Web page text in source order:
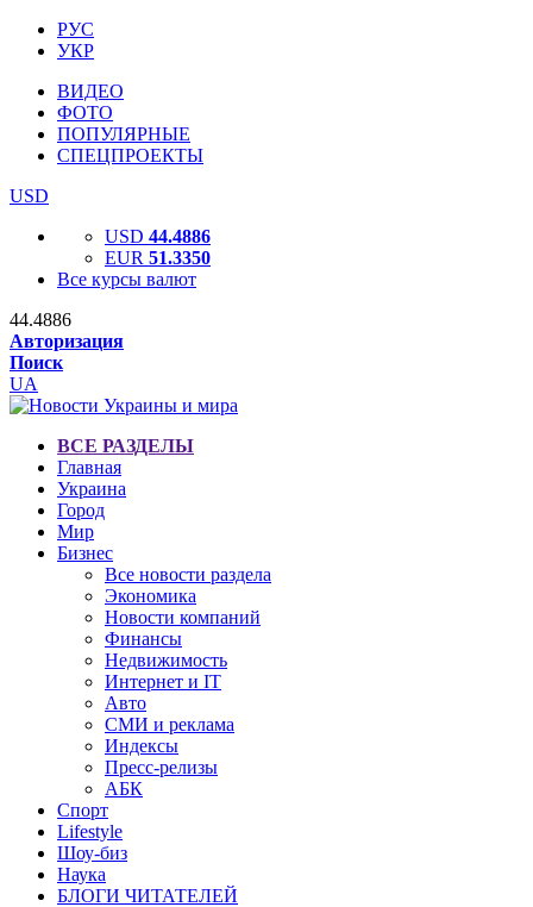
РУС
УКР
ВИДЕО
ФОТО
ПОПУЛЯРНЫЕ
СПЕЦПРОЕКТЫ
USD
USD 44.4886
EUR 51.3350
Все курсы валют
44.4886
Авторизация
Поиск
UA
ВСЕ РАЗДЕЛЫ
Главная
Украина
Город
Мир
Бизнес
Все новости раздела
Экономика
Новости компаний
Финансы
Недвижимость
Интернет и IT
Авто
СМИ и реклама
Индексы
Пресс-релизы
АБК
Спорт
Lifestyle
Шоу-биз
Наука
БЛОГИ ЧИТАТЕЛЕЙ